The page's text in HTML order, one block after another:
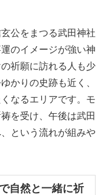
公をまつる武田神社
のイメージが強い神
祈願に訪れる人も少
かりの史跡も近く、
なるエリアです。モ
を受け、午後は武田
という流れが組みや
自然と一緒に祈